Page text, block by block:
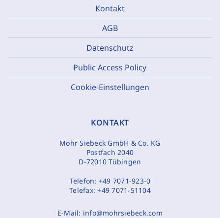
Kontakt
AGB
Datenschutz
Public Access Policy
Cookie-Einstellungen
KONTAKT
Mohr Siebeck GmbH & Co. KG
Postfach 2040
D-72010 Tübingen
Telefon: +49 7071-923-0
Telefax:+49 7071-51104
E-Mail: info@mohrsiebeck.com